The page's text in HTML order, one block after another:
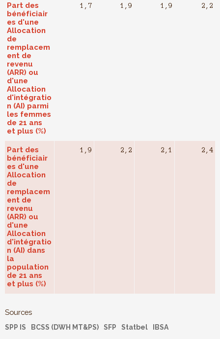
Part des
bénéficiair
es d'une
Allocation
de
remplacem
ent de
revenu
(ARR) ou
d'une
Allocation
d'intégratio
n (AI) parmi
les femmes
de 21 ans
et plus (%)
1,7 1,9 1,9 2,2
Part des
bénéficiair
es d'une
Allocation
de
remplacem
ent de
revenu
(ARR) ou
d'une
Allocation
d'intégratio
n (AI) dans
la
population
de 21 ans
et plus (%)
1,9 2,2 2,1 2,4
Sources
SPP IS BCSS (DWH MT&PS) SFP Statbel IBSA